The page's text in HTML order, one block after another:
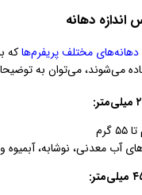
اندازه دهانه
دهانه‌های مختلف پریفرم‌هاکه
آب معدنی، نوشابه، آبمیوه